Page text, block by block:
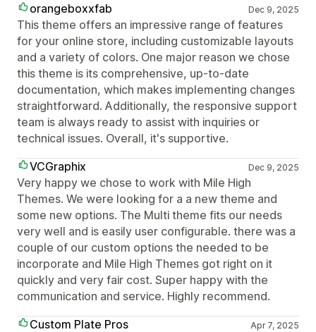
orangeboxxfab Dec 9, 2025
This theme offers an impressive range of features
for your online store, including customizable layouts
and a variety of colors. One major reason we chose
this theme is its comprehensive, up-to-date
documentation, which makes implementing changes
straightforward. Additionally, the responsive support
team is always ready to assist with inquiries or
technical issues. Overall, it's supportive.
VCGraphix
Dec 9, 2025
Very happy we chose to work with Mile High
Themes. We were looking for a a new theme and
some new options. The Multi theme fits our needs
very well and is easily user configurable. there was a
couple of our custom options the needed to be
incorporate and Mile High Themes got right on it
quickly and very fair cost. Super happy with the
communication and service. Highly recommend.
Custom Plate Pros
Apr 7, 2025